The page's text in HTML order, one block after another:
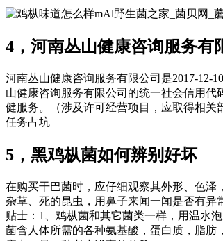
mAl野生菌之家_菌贝网_
4，河南丛山健康咨询服务有
河南丛山健康咨询服务有限公司是2017-12-
山健康咨询服务有限公司的统一社会信用代
健服务。（涉及许可经营项目，应取得相关
任务占坑
5，黑鸡枞菌如何辨别好坏
在购买干巴菌时，应仔细观察其外形、色泽
杂草、死的昆虫，用鼻子来闻一闻是否有异
贴士：1、鸡枞菌和其它菌类一样，用温水
菌含人体所需的各种氨基酸，蛋白质，脂